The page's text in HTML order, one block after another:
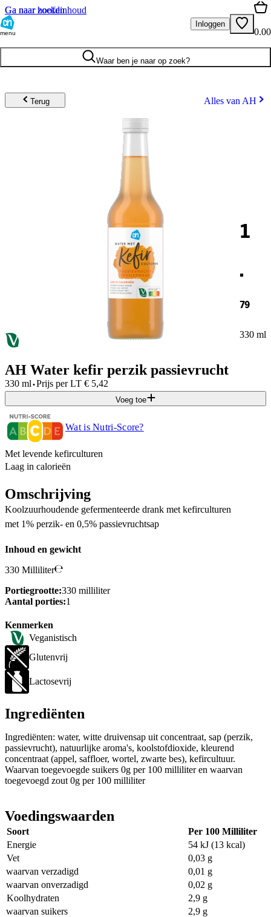
Ga naar hoofdinhoud
Ga naar zoeken
menu
Inloggen
0.00
Waar ben je naar op zoek?
Terug Alles van AH
1
.
79
330 ml
AH Water kefir perzik passievrucht
330 ml·Prijs per LT € 5,42
Voeg toe
Wat is Nutri-Score?
Met levende kefirculturen
Laag in calorieën
Omschrijving
Koolzuurhoudende gefermenteerde drank met kefirculturen
met 1% perzik- en 0,5% passievruchtsap
Inhoud en gewicht
330 Milliliter
Portiegrootte:330 milliliter
Aantal porties:1
Kenmerken
Veganistisch
Glutenvrij
Lactosevrij
Ingrediënten
Ingrediënten: water, witte druivensap uit concentraat, sap (perzik,
passievrucht), natuurlijke aroma's, koolstofdioxide, kleurend
concentraat (appel, saffloer, wortel, zwarte bes), kefircultuur.
Waarvan toegevoegde suikers 0g per 100 milliliter en waarvan
toegevoegd zout 0g per 100 milliliter
Voedingswaarden
Soort
Per 100 Milliliter
Energie
54 kJ (13 kcal)
Vet
0,03 g
waarvan verzadigd
0,01 g
waarvan onverzadigd
0,02 g
Koolhydraten
2,9 g
waarvan suikers
2,9 g